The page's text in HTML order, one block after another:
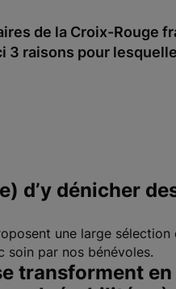
de la Croix-Rouge
3 raisons pour
d’y dénicher
une large
soin par nos bénévoles.
transforment